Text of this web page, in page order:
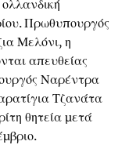
Πρωθυπουργός
Μελόνι, η
απευθείας
Ναρέντρα
Τζανάτα
θητεία μετά